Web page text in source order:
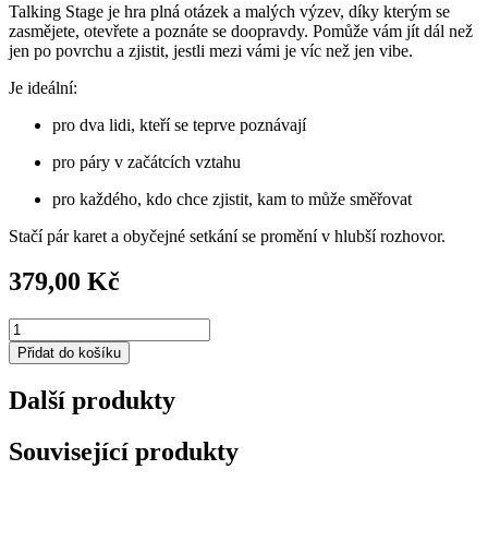
Talking Stage je hra plná otázek a malých výzev, díky kterým se
zasmějete, otevřete a poznáte se doopravdy. Pomůže vám jít dál než
jen po povrchu a zjistit, jestli mezi vámi je víc než jen vibe.
Je ideální:
pro dva lidi, kteří se teprve poznávají
pro páry v začátcích vztahu
pro každého, kdo chce zjistit, kam to může směřovat
Stačí pár karet a obyčejné setkání se promění v hlubší rozhovor.
379,00 Kč
Hra
pro
dva,
se
poznávají
množství
Přidat do košíku
Další produkty
Související produkty